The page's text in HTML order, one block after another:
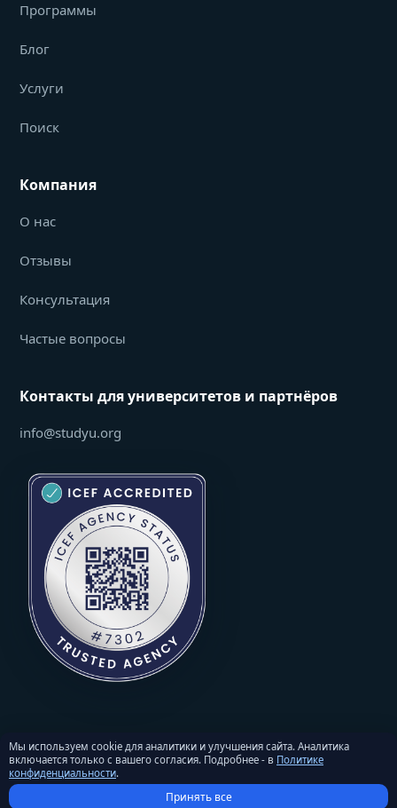
Программы
Блог
Услуги
Поиск
Компания
О нас
Отзывы
Консультация
Частые вопросы
Контакты для университетов и партнёров
info@studyu.org
© 2026 StudyU. Все права защищены. Перепечатка материалов -
только с письменного разрешения и активной ссылкой на
Мы используем cookie для аналитики и улучшения сайта. Аналитика
включается только с вашего согласия. Подробнее - в Политике
конфиденциальности.
Принять все